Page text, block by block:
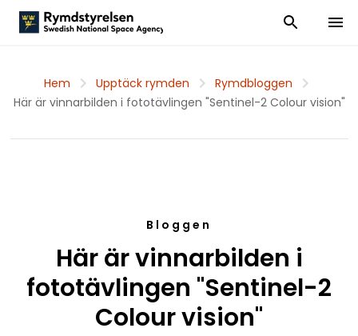
Visa och dölj
Visa
Hem Upptäck rymden
Rymdbloggen
Här är vinnarbilden i fototävlingen "Sentinel-2 Colour vision"
Bloggen
Här är vinnarbilden i
fototävlingen "Sentinel-2
Colour vision"